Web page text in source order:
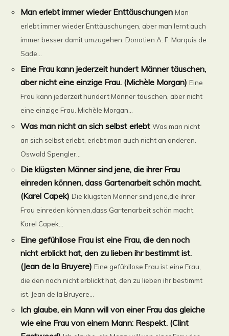
Man erlebt immer wieder Enttäuschungen Man
erlebt immer wieder Enttäuschungen, aber man lernt auch
immer besser damit umzugehen. Donatien A. F. Marquis de
Sade...
Eine Frau kann jederzeit hundert Männer täuschen,
aber nicht eine einzige Frau. (Michèle Morgan) Eine
Frau kann jederzeit hundert Männer täuschen, aber nicht
eine einzige Frau. Michèle Morgan...
Was man nicht an sich selbst erlebt Was man nicht
an sich selbst erlebt, erlebt man auch nicht an anderen.
Oswald Spengler...
Die klügsten Männer sind jene, die ihrer Frau
einreden können, dass Gartenarbeit schön macht.
(Karel Capek) Die klügsten Männer sind jene,die ihrer
Frau einreden können,dass Gartenarbeit schön macht.
Karel Capek...
Eine gefühllose Frau ist eine Frau, die den noch
nicht erblickt hat, den zu lieben ihr bestimmt ist.
(Jean de la Bruyere) Eine gefühllose Frau ist eine Frau,
die den noch nicht erblickt hat, den zu lieben ihr bestimmt
ist. Jean de la Bruyere...
Ich glaube, ein Mann will von einer Frau das gleiche
wie eine Frau von einem Mann: Respekt. (Clint